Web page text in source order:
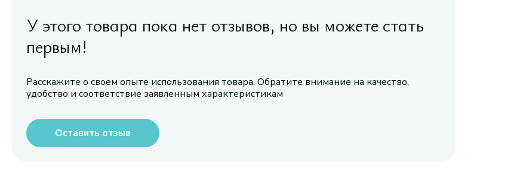
У этого товара пока нет отзывов, но вы можете стать
первым!
Расскажите о своем опыте использования товара. Обратите внимание на качество,
удобство и соответствие заявленным характеристикам
Оставить отзыв